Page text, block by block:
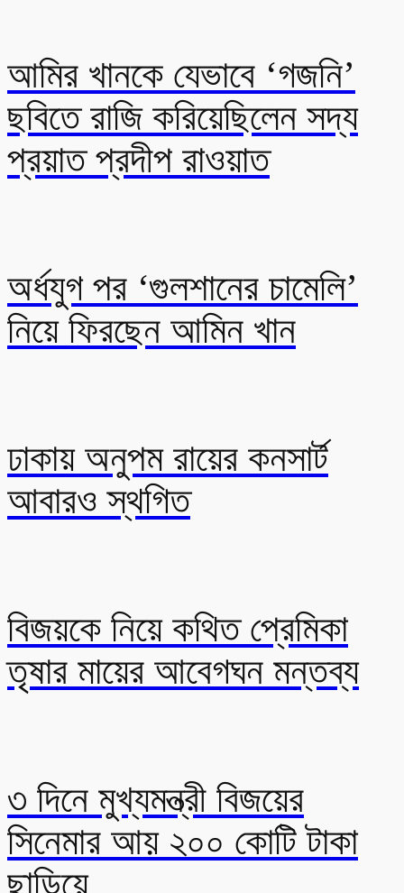
আমির খানকে যেভাবে ‘গজনি’
ছবিতে রাজি করিয়েছিলেন সদ্য
প্রয়াত প্রদীপ রাওয়াত
অর্ধযুগ পর ‘গুলশানের চামেলি’
নিয়ে ফিরছেন আমিন খান
ঢাকায় অনুপম রায়ের কনসার্ট
আবারও স্থগিত
বিজয়কে নিয়ে কথিত প্রেমিকা
তৃষার মায়ের আবেগঘন মন্তব্য
৩ দিনে মুখ্যমন্ত্রী বিজয়ের
সিনেমার আয় ২০০ কোটি টাকা
ছাড়িয়ে